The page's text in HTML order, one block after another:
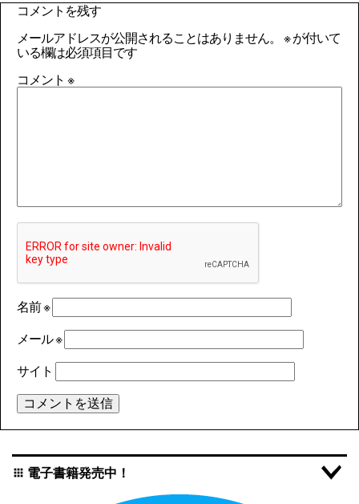
コメントを残す
メールアドレスが公開されることはありません。 ※が付いて
いる欄は必須項目です
コメント ※
名前※
メール※
サイト
apps 電子書籍発売中！